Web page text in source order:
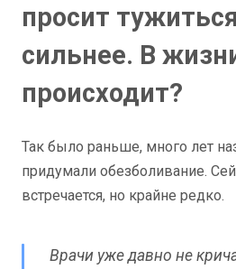
просит
сильнее. В
происходит?
Так было раньше, много лет
придумали обезболивание.
встречается, но крайне редко.
Врачи уже давно не